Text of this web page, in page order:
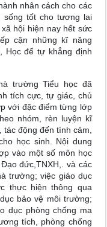
nhân cách cho các
sống tốt cho tương lai
hội hiện nay hết sức
cận những kĩ năng
Học để tự khẳng định
trường Tiểu học đã
tích cực, tự giác, chủ
với đặc điểm từng lớp
nhóm, rèn luyện kĩ
động đến tình cảm,
học sinh. Nội dung
vào một số môn học
đức,TNXH,. và các
trường; việc giáo dục
thực hiện thông qua
bảo vệ môi trường;
dục phòng chống ma
tích, phòng chống